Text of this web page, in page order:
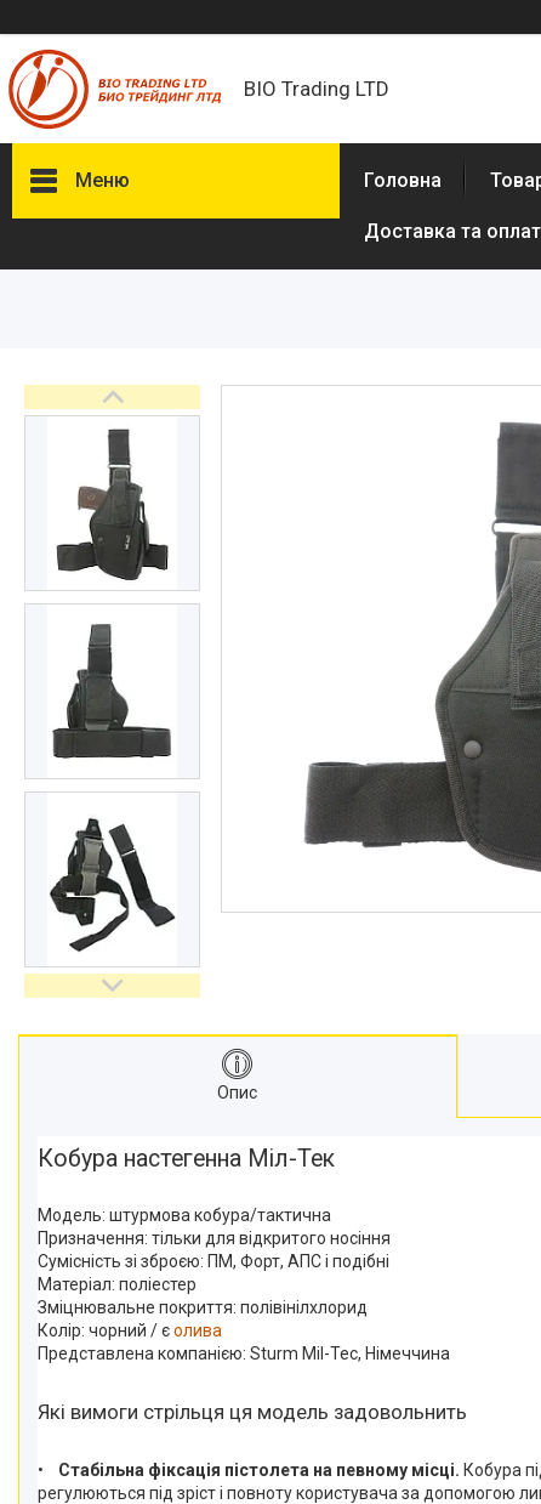
BIO Trading LTD
Меню
Гігієна та здоров'я
Іграшки
Сумки, рюкзаки
Аксесуари з натуральної шкіри
(пітон, крокодил)
Взуття
Екіпірування для полювання та
риболовлі
Засоби приглушення
радіосигналу
Товари з Польщі
Побутова хімія з Європи
Меблеві тканини
Аксесуари для мобільних
Чай, кава
Снеки
Парфумерія
Жіночі епілятори
Електричні зубні щітки
Про нас
Головна
Доставка та
Опис
Кобура настегенна Міл-Тек
Модель: штурмова кобура/тактична
Призначення: тільки для відкритого носіння
Сумісність зі зброєю: ПМ, Форт, АПС і подібні
Матеріал: поліестер
Зміцнювальне покриття: полівінілхлорид
Колір: чорний / єолива
Представлена компанією: Sturm Mil-Tec, Німеччина
Які вимоги стрільця ця модель задовольнить
• Стабільна фіксація пістолета на певному місці. Кобура
регулюються під зріст і повноту користувача за допомогою